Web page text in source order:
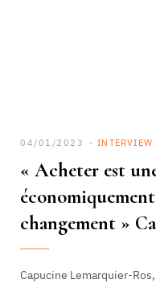
04/01/2023 INTERVIEW
« Acheter est
changement »
Capucine Lemarquier-